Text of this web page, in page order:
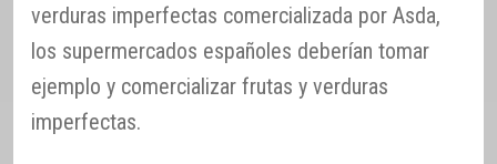
verduras imperfectas comercializada por Asda,
los supermercados españoles deberían tomar
ejemplo y comercializar frutas y verduras
imperfectas.